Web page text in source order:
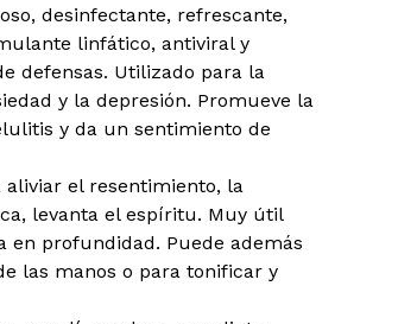
desinfectante, refrescante,
linfático, antiviral y
defensas. Utilizado para la
y la depresión. Promueve la
y da un sentimiento de
aliviar el resentimiento, la
levanta el espíritu. Muy útil
en profundidad. Puede además
las manos o para tonificar y